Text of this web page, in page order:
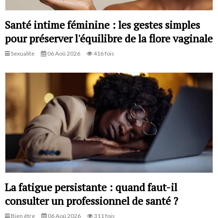
Santé intime féminine : les gestes simples
pour préserver l'équilibre de la flore vaginale
Sexualite 06 Aoû 2026 416 fois
La fatigue persistante : quand faut-il
consulter un professionnel de santé ?
Bien être 06 Aoû 2026 311 fois